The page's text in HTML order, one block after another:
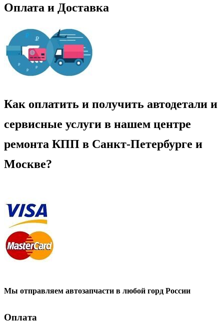
Оплата и Доставка
Как оплатить и получить автодетали и
сервисные услуги в нашем центре
ремонта КПП в Санкт-Петербурге и
Москве?
Мы отправляем автозапчасти в любой горд России
Оплата